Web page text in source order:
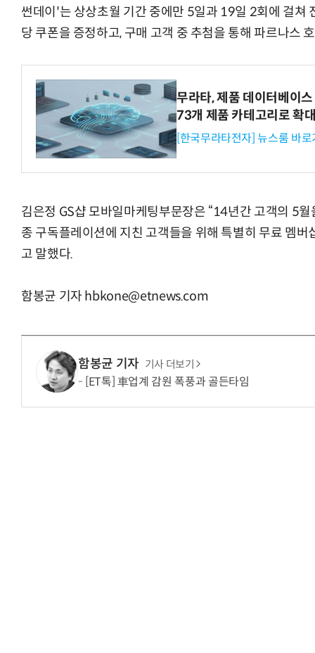
썬데이'는 상상초월 기간 중에만 5일과 19일 2회에 걸쳐
당 쿠폰을 증정하고, 구매 고객 중 추첨을 통해 파르나스
무라타, 제품 데이터베이
73개 제품 카테고리로 확
[한국무라타전자] 뉴스룸 바로
김은정 GS샵 모바일마케팅부문장은 “14년간 고객의 5
종 구독플레이션에 지친 고객들을 위해 특별히 무료 멤버
고 말했다.
함봉균 기자 hbkone@etnews.com
함봉균 기자 기사 더보기
[ET톡] 車업계 감원 폭풍과 골든타임
“입으면 전투력 상승?” 드래곤볼 전투